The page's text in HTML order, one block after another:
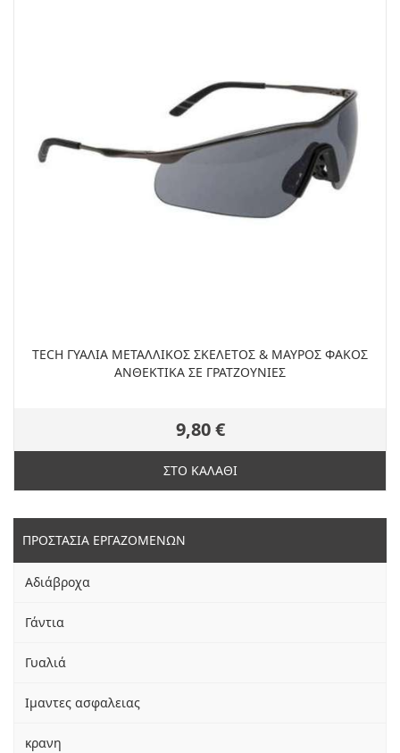
TECH ΓΥΑΛΙΑ ΜΕΤΑΛΛΙΚΟΣ ΣΚΕΛΕΤΟΣ & ΜΑΥΡΟΣ ΦΑΚΟΣ
ΑΝΘΕΚΤΙΚΑ ΣΕ ΓΡΑΤΖΟΥΝΙΕΣ
9,80 €
ΣΤΟ ΚΑΛΑΘΙ
ΠΡΟΣΤΑΣΙΑ ΕΡΓΑΖΟΜΕΝΩΝ
Αδιάβροχα
Γάντια
Γυαλιά
Ιμαντες ασφαλειας
κρανη